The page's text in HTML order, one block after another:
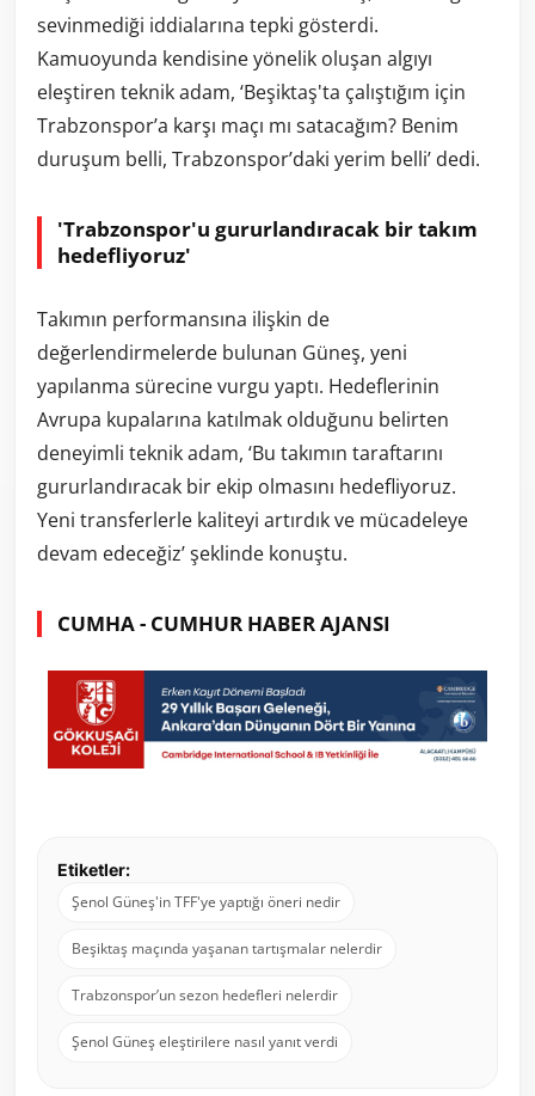
sevinmediği iddialarına tepki gösterdi.
Kamuoyunda kendisine yönelik oluşan algıyı
eleştiren teknik adam, ‘Beşiktaş'ta çalıştığım için
Trabzonspor’a karşı maçı mı satacağım? Benim
duruşum belli, Trabzonspor’daki yerim belli’ dedi.
'Trabzonspor'u gururlandıracak bir takım
hedefliyoruz'
Takımın performansına ilişkin de
değerlendirmelerde bulunan Güneş, yeni
yapılanma sürecine vurgu yaptı. Hedeflerinin
Avrupa kupalarına katılmak olduğunu belirten
deneyimli teknik adam, ‘Bu takımın taraftarını
gururlandıracak bir ekip olmasını hedefliyoruz.
Yeni transferlerle kaliteyi artırdık ve mücadeleye
devam edeceğiz’ şeklinde konuştu.
CUMHA - CUMHUR HABER AJANSI
Etiketler:
Şenol Güneş'in TFF'ye yaptığı öneri nedir
Beşiktaş maçında yaşanan tartışmalar nelerdir
Trabzonspor’un sezon hedefleri nelerdir
Şenol Güneş eleştirilere nasıl yanıt verdi